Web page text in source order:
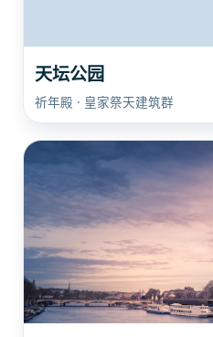
天坛公园
祈年殿 · 皇家祭天建筑群